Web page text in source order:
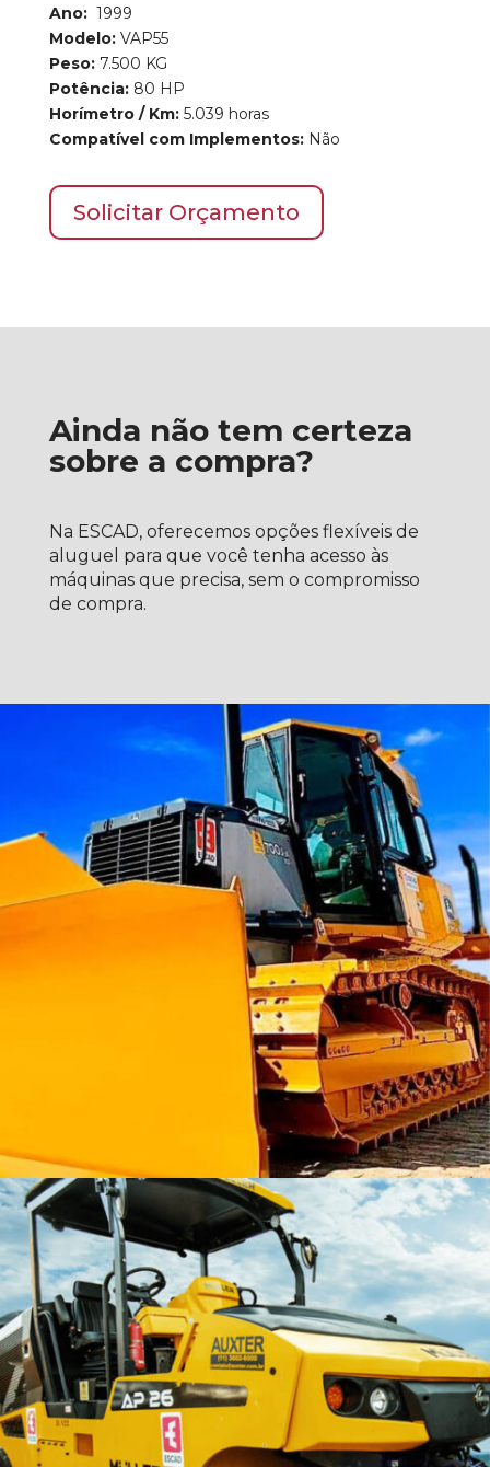
Ano:1999
Modelo:VAP55
Peso: 7.500 KG
Potência: 80 HP
Horímetro / Km: 5.039 horas
Compatível com Implementos: Não
Solicitar Orçamento
Ainda não tem certeza
sobre a compra?
Na ESCAD, oferecemos opções flexíveis de
aluguel para que você tenha acesso às
máquinas que precisa, sem o compromisso
de compra.